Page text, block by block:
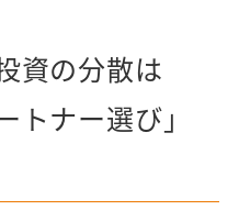
資の分散は
トナー選び」